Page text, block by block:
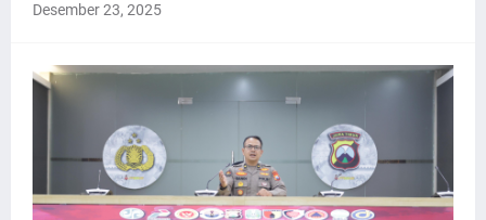
Desember 23, 2025